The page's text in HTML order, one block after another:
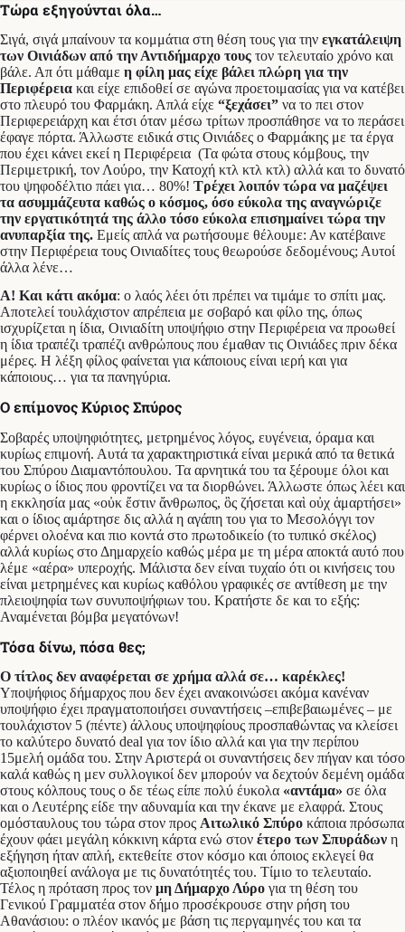
Τώρα εξηγούνται όλα…
Σιγά, σιγά μπαίνουν τα κομμάτια στη θέση τους για την εγκατάλειψη
των Οινιάδων από την Αντιδήμαρχο τους τον τελευταίο χρόνο και
βάλε. Απ ότι μάθαμε η φίλη μας είχε βάλει πλώρη για την
Περιφέρεια και είχε επιδοθεί σε αγώνα προετοιμασίας για να κατέβει
στο πλευρό του Φαρμάκη. Απλά είχε “ξεχάσει” να το πει στον
Περιφερειάρχη και έτσι όταν μέσω τρίτων προσπάθησε να το περάσει
έφαγε πόρτα. Άλλωστε ειδικά στις Οινιάδες ο Φαρμάκης με τα έργα
που έχει κάνει εκεί η Περιφέρεια (Τα φώτα στους κόμβους, την
Περιμετρική, τον Λούρο, την Κατοχή κτλ κτλ κτλ) αλλά και το δυνατό
του ψηφοδέλτιο πάει για… 80%! Τρέχει λοιπόν τώρα να μαζέψει
τα ασυμμάζευτα καθώς ο κόσμος, όσο εύκολα της αναγνώριζε
την εργατικότητά της άλλο τόσο εύκολα επισημαίνει τώρα την
ανυπαρξία της. Εμείς απλά να ρωτήσουμε θέλουμε: Αν κατέβαινε
στην Περιφέρεια τους Οινιαδίτες τους θεωρούσε δεδομένους; Αυτοί
άλλα λένε…
A! Και κάτι ακόμα: ο λαός λέει ότι πρέπει να τιμάμε το σπίτι μας.
Αποτελεί τουλάχιστον απρέπεια με σοβαρό και φίλο της, όπως
ισχυρίζεται η ίδια, Οινιαδίτη υποψήφιο στην Περιφέρεια να προωθεί
η ίδια τραπέζι τραπέζι ανθρώπους που έμαθαν τις Οινιάδες πριν δέκα
μέρες. Η λέξη φίλος φαίνεται για κάποιους είναι ιερή και για
κάποιους… για τα πανηγύρια.
Ο επίμονος Κύριος Σπύρος
Σοβαρές υποψηφιότητες, μετρημένος λόγος, ευγένεια, όραμα και
κυρίως επιμονή. Αυτά τα χαρακτηριστικά είναι μερικά από τα θετικά
του Σπύρου Διαμαντόπουλου. Τα αρνητικά του τα ξέρουμε όλοι και
κυρίως ο ίδιος που φροντίζει να τα διορθώνει. Άλλωστε όπως λέει και
η εκκλησία μας «οὐκ ἔστιν ἄνθρωπος, ὃς ζήσεται καὶ οὐχ ἁμαρτήσει»
και ο ίδιος αμάρτησε δις αλλά η αγάπη του για το Μεσολόγγι τον
φέρνει ολοένα και πιο κοντά στο πρωτοδικείο (το τυπικό σκέλος)
αλλά κυρίως στο Δημαρχείο καθώς μέρα με τη μέρα αποκτά αυτό που
λέμε «αέρα» υπεροχής. Μάλιστα δεν είναι τυχαίο ότι οι κινήσεις του
είναι μετρημένες και κυρίως καθόλου γραφικές σε αντίθεση με την
πλειοψηφία των συνυποψήφιων του. Κρατήστε δε και το εξής:
Αναμένεται βόμβα μεγατόνων!
Τόσα δίνω, πόσα θες;
Ο τίτλος δεν αναφέρεται σε χρήμα αλλά σε… καρέκλες!
Υποψήφιος δήμαρχος που δεν έχει ανακοινώσει ακόμα κανέναν
υποψήφιο έχει πραγματοποιήσει συναντήσεις –επιβεβαιωμένες – με
τουλάχιστον 5 (πέντε) άλλους υποψηφίους προσπαθώντας να κλείσει
το καλύτερο δυνατό deal για τον ίδιο αλλά και για την περίπου
15μελή ομάδα του. Στην Αριστερά οι συναντήσεις δεν πήγαν και τόσο
καλά καθώς η μεν συλλογικοί δεν μπορούν να δεχτούν δεμένη ομάδα
στους κόλπους τους ο δε τέως είπε πολύ έυκολα «αντάμα» σε όλα
και ο Λευτέρης είδε την αδυναμία και την έκανε με ελαφρά. Στους
ομόσταυλους του τώρα στον προς Αιτωλικό Σπύρο κάποια πρόσωπα
έχουν φάει μεγάλη κόκκινη κάρτα ενώ στον έτερο των Σπυράδων η
εξήγηση ήταν απλή, εκτεθείτε στον κόσμο και όποιος εκλεγεί θα
αξιοποιηθεί ανάλογα με τις δυνατότητές του. Τίμιο το τελευταίο.
Τέλος η πρόταση προς τον μη Δήμαρχο Λύρο για τη θέση του
Γενικού Γραμματέα στον δήμο προσέκρουσε στην ρήση του
Αθανάσιου: ο πλέον ικανός με βάση τις περγαμηνές του και τα